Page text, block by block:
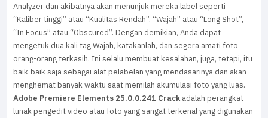
Analyzer dan akibatnya akan menunjuk mereka label seperti
“Kaliber tinggi” atau “Kualitas Rendah”, “Wajah” atau “Long Shot”,
“In Focus” atau “Obscured”. Dengan demikian, Anda dapat
mengetuk dua kali tag Wajah, katakanlah, dan segera amati foto
orang-orang terkasih. Ini selalu membuat kesalahan, juga, tetapi, itu
baik-baik saja sebagai alat pelabelan yang mendasarinya dan akan
menghemat banyak waktu saat memilah akumulasi foto yang luas.
Adobe Premiere Elements 25.0.0.241 Crack adalah perangkat
lunak pengedit video atau foto yang sangat terkenal yang digunakan